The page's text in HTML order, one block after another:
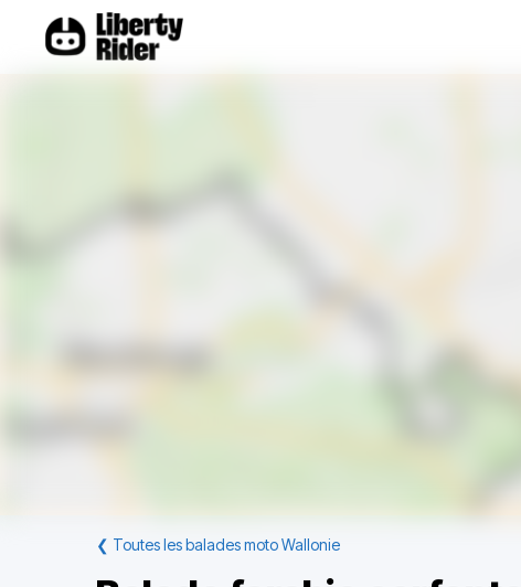
❮ Toutes les balades moto Wallonie